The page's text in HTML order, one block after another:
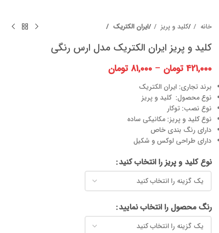
خانه کلید و پریز ایران الکتریک
کلید و پریز ایران الکتریک مدل ارس رنگی
421,000 تومان –
81,000 تومان
برند تجاری: ایران الکتریک
نوع محصول: کلید و پریز
نوع نصب: توکار
نوع کلید و پریز: مکانیکی ساده
دارای رنگ بندی خاص
دارای طراحی لوکس و شکیل
نوع کلید و پریز را انتخاب کنید
رنگ محصول را انتخاب نمایید